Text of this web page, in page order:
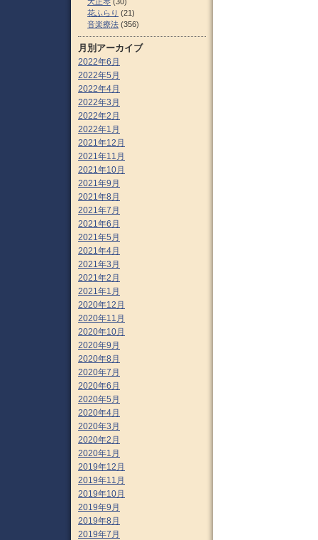
花ふらり (21)
音楽療法 (356)
月別アーカイブ
2022年6月
2022年5月
2022年4月
2022年3月
2022年2月
2022年1月
2021年12月
2021年11月
2021年10月
2021年9月
2021年8月
2021年7月
2021年6月
2021年5月
2021年4月
2021年3月
2021年2月
2021年1月
2020年12月
2020年11月
2020年10月
2020年9月
2020年8月
2020年7月
2020年6月
2020年5月
2020年4月
2020年3月
2020年2月
2020年1月
2019年12月
2019年11月
2019年10月
2019年9月
2019年8月
2019年7月